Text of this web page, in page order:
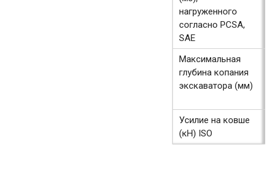
нагруженного
согласно PCSA,
SAE
Максимальная
глубина копания
экскаватора (мм)
Усилие на ковше
(кН) ISO